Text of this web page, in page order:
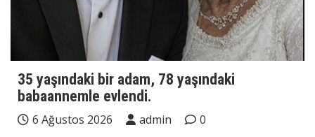
35 yaşındaki bir adam, 78 yaşındaki
babaannemle evlendi.
6 Ağustos 2026 admin
0